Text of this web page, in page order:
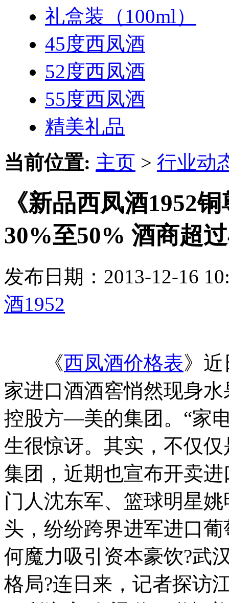
礼盒装（100ml）
45度西凤酒
52度西凤酒
55度西凤酒
精美礼品
当前位置: 主页 > 行业动
《新品西凤酒1952
30%至50% 酒商超
发布日期：2013-12-16
酒1952
《西凤酒价格表》
家进口酒酒窖悄然现身
控股方—美的集团。“家
生很惊讶。其实，不仅
集团，近期也宣布开卖
门人沈东军、篮球明星
头，纷纷跨界进军进口
何魔力吸引资本豪饮?武
格局?连日来，记者探访